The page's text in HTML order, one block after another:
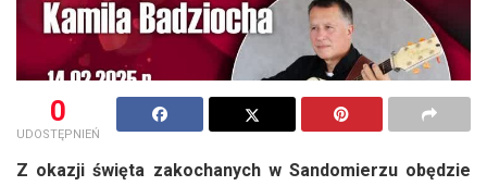
0
UDOSTĘPNIEŃ
Z okazji święta zakochanych w Sandomierzu obędzie